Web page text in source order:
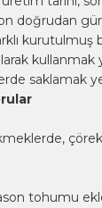
doğrudan
kullanmak
saklamak